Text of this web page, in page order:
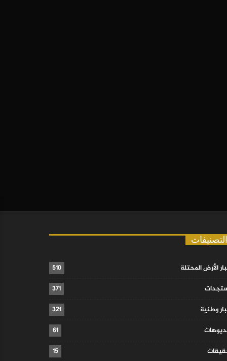
التصنيفات
الأرض المحتلة
510
371
وطنية
321
61
15